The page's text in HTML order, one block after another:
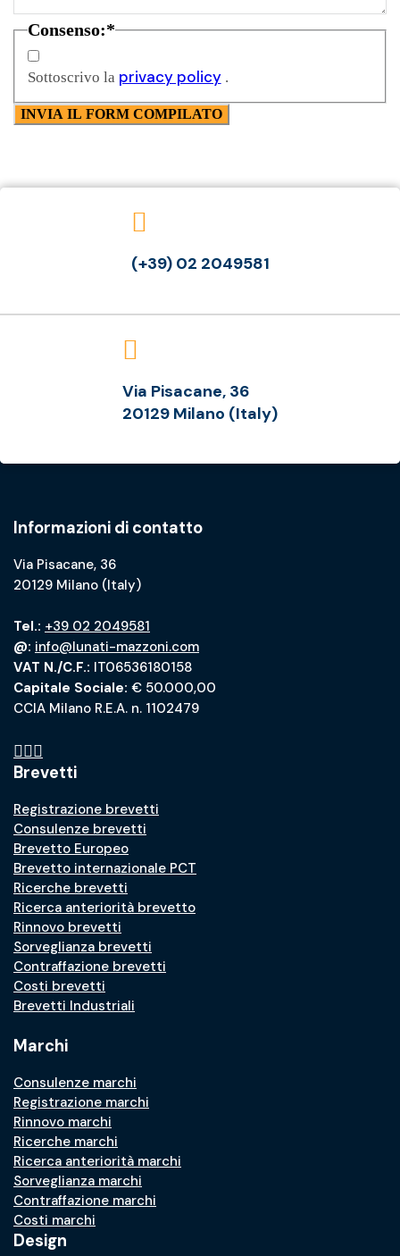
Consenso:*
Sottoscrivo la privacy policy.
(+39) 02 2049581
Via Pisacane, 36
20129 Milano (Italy)
Informazioni di contatto
Via Pisacane, 36
20129 Milano (Italy)
Tel.: +39 02 2049581
@: info@lunati-mazzoni.com
VAT N./C.F.: IT06536180158
Capitale Sociale: € 50.000,00
CCIA Milano R.E.A. n. 1102479
Brevetti
Registrazione brevetti
Consulenze brevetti
Brevetto Europeo
Brevetto internazionale PCT
Ricerche brevetti
Ricerca anteriorità brevetto
Rinnovo brevetti
Sorveglianza brevetti
Contraffazione brevetti
Costi brevetti
Brevetti Industriali
Marchi
Consulenze marchi
Registrazione marchi
Rinnovo marchi
Ricerche marchi
Ricerca anteriorità marchi
Sorveglianza marchi
Contraffazione marchi
Costi marchi
Design